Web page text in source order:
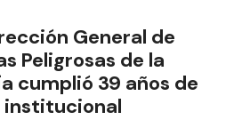
General de
Peligrosas de la
cumplió 39 años de
institucional